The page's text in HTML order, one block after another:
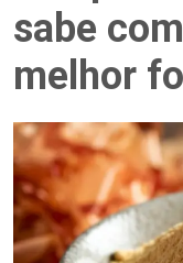
sabe
melhor